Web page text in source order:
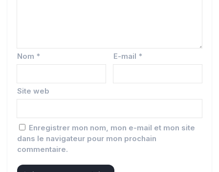
Nom * E-mail *
Site web
Enregistrer mon nom, mon e-mail et mon site
dans le navigateur pour mon prochain
commentaire.